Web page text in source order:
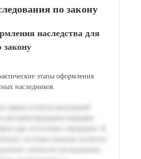
по закону
наследства для
закону
этапы оформления
наследников.